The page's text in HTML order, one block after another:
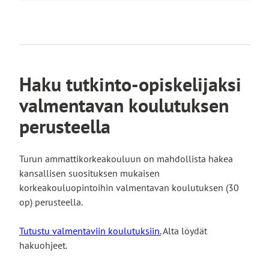
Haku tutkinto-opiskelijaksi
valmentavan koulutuksen
perusteella
Turun ammattikorkeakouluun on mahdollista hakea
kansallisen suosituksen mukaisen
korkeakouluopintoihin valmentavan koulutuksen (30
op) perusteella.
Tutustu valmentaviin koulutuksiin.Alta löydät
hakuohjeet.